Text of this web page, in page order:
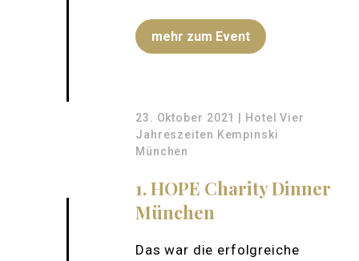
mehr zum Event
23. Oktober 2021 | Hotel Vier
Jahreszeiten Kempinski
München
1. HOPE Charity Dinner
München
Das war die erfolgreiche